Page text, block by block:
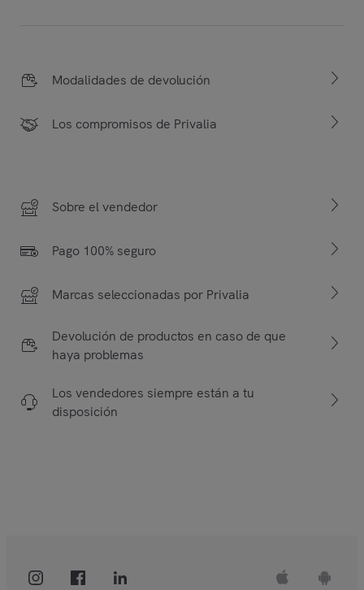
Modalidades de devolución
Los compromisos de Privalia
Sobre el vendedor
Pago 100% seguro
Marcas seleccionadas por Privalia
Devolución de productos en caso de que
haya problemas
Los vendedores siempre están a tu
disposición